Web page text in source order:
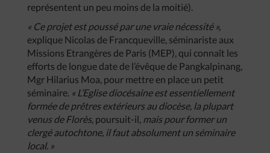
représentent un peu moins de la moitié).
« Ce projet est poussé par une vraie nécessité »,
explique Nicolas de Francqueville, séminariste aux
Missions Etrangères de Paris (MEP), qui connaît les
efforts de longue date de l’évêque de Pangkalpinang,
Mgr Hilarius Moa, pour mettre en place un petit
séminaire. « L’Eglise diocésaine est essentiellement
formée de prêtres extérieurs au diocèse, la plupart
venus de Florès, poursuit-il, mais pour former un
clergé autochtone, il faut absolument un séminaire
local. »